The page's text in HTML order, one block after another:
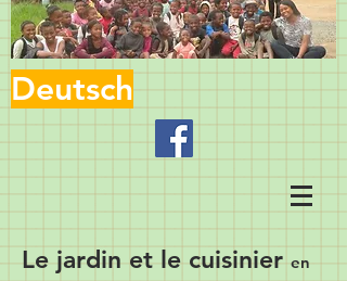
Deutsch
Le jardin et le cuisinier en